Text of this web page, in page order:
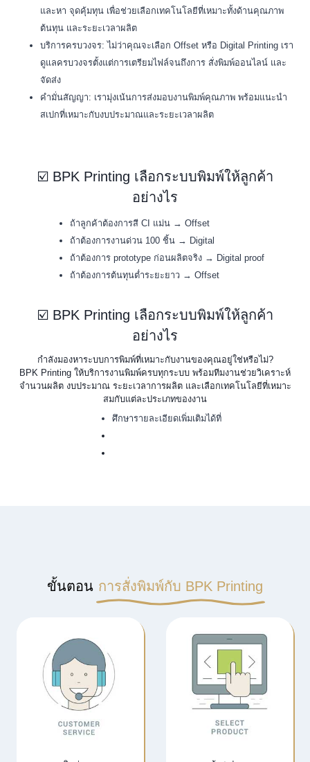
และหา จุดคุ้มทุน เพื่อช่วยเลือกเทคโนโลยีที่เหมาะทั้งด้านคุณภาพ
ต้นทุน และระยะเวลาผลิต
บริการครบวงจร: ไม่ว่าคุณจะเลือก Offset หรือ Digital Printing เรา
ดูแลครบวงจรตั้งแต่การเตรียมไฟล์จนถึงการ สั่งพิมพ์ออนไลน์ และ
จัดส่ง
คำมั่นสัญญา: เรามุ่งเน้นการส่งมอบงานพิมพ์คุณภาพ พร้อมแนะนำ
สเปกที่เหมาะกับงบประมาณและระยะเวลาผลิต
☑️ BPK Printing เลือกระบบพิมพ์ให้ลูกค้า
อย่างไร
ถ้าลูกค้าต้องการสี CI แม่น → Offset
ถ้าต้องการงานด่วน 100 ชิ้น → Digital
ถ้าต้องการ prototype ก่อนผลิตจริง → Digital proof
ถ้าต้องการต้นทุนต่ำระยะยาว → Offset
☑️ BPK Printing เลือกระบบพิมพ์ให้ลูกค้า
อย่างไร
กำลังมองหาระบบการพิมพ์ที่เหมาะกับงานของคุณอยู่ใช่หรือไม่?
BPK Printing ให้บริการงานพิมพ์ครบทุกระบบ พร้อมทีมงานช่วยวิเคราะห์
จำนวนผลิต งบประมาณ ระยะเวลาการผลิต และเลือกเทคโนโลยีที่เหมาะ
สมกับแต่ละประเภทของงาน
ศึกษารายละเอียดเพิ่มเติมได้ที่
ขั้นตอน การสั่งพิมพ์กับ BPK Printing